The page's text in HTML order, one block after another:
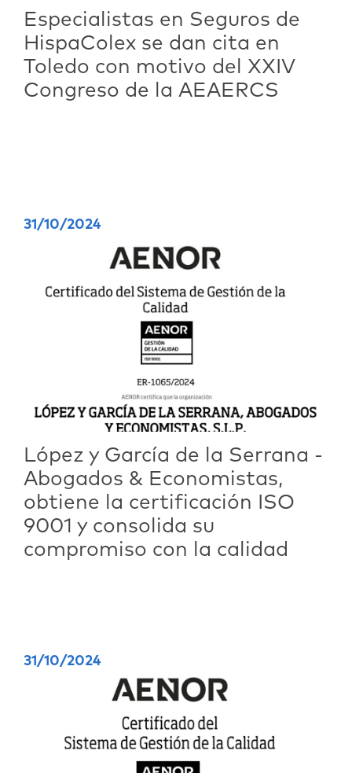
Especialistas en Seguros de
HispaColex se dan cita en
Toledo con motivo del XXIV
Congreso de la AEAERCS
31/10/2024
López y García de la Serrana -
Abogados & Economistas,
obtiene la certificación ISO
9001 y consolida su
compromiso con la calidad
31/10/2024